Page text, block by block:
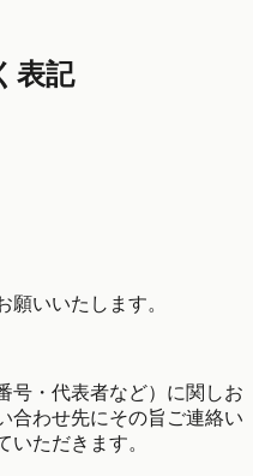
表記
願いいたします。
号・代表者など）に関しお
合わせ先にその旨ご連絡い
いただきます。